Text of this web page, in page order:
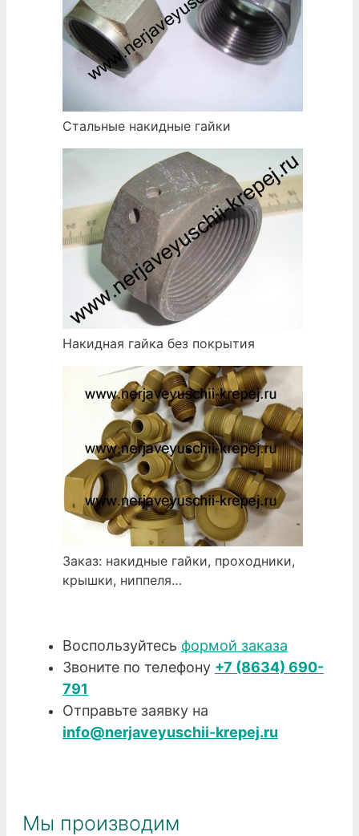
Стальные накидные гайки
Накидная гайка без покрытия
Заказ: накидные гайки, проходники,
крышки, ниппеля…
Воспользуйтесь формой заказа
Звоните по телефону +7 (8634) 690-
791
Отправьте заявку на
info@nerjaveyuschii-krepej.ru
Мы производим